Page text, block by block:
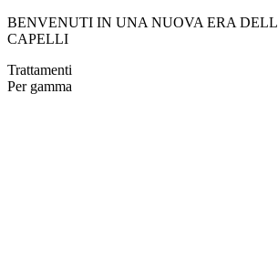
BENVENUTI IN UNA NUOVA ERA
CAPELLI
Trattamenti
Per gamma